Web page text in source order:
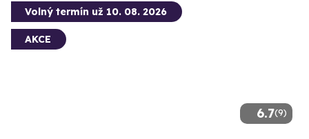
6.7(9)
Volný termín už 10. 08. 2026
AKCE